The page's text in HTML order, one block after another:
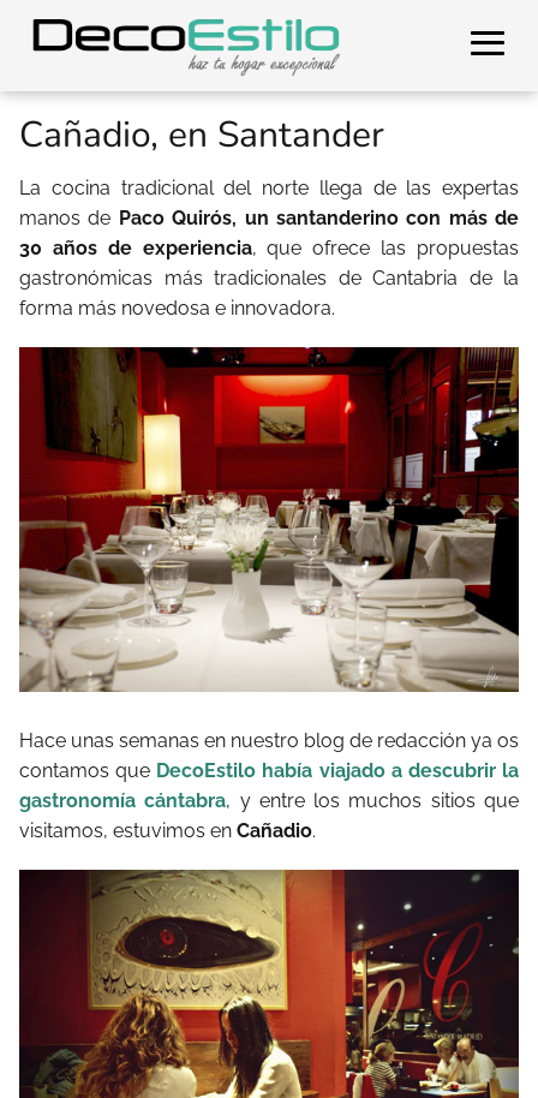
Cañadio, en Santander
La cocina tradicional del norte llega de las expertas
manos de Paco Quirós, un santanderino con más de
30 años de experiencia, que ofrece las propuestas
gastronómicas más tradicionales de Cantabria de la
forma más novedosa e innovadora.
Hace unas semanas en nuestro blog de redacción ya os
contamos que DecoEstilo había viajado a descubrir la
gastronomía cántabra, y entre los muchos sitios que
visitamos, estuvimos en Cañadio.